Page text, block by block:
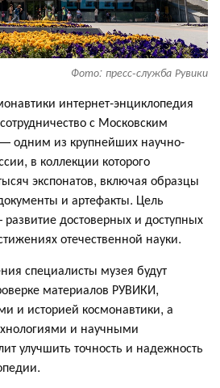
Фото: пресс-служба Рувики
интернет-энциклопедия
с Московским
одним из крупнейших научно-
в коллекции которого
экспонатов, включая образцы
и артефакты. Цель
достоверных и доступных
отечественной науки.
специалисты музея будут
материалов РУВИКИ,
и историей космонавтики, а
и научными
улучшить точность и надежность